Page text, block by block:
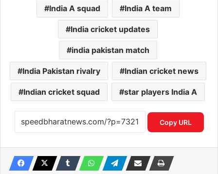
India A squad India A team
India cricket updates
india pakistan match
India Pakistan rivalry Indian cricket news
Indian cricket squad star players India A
Copy URL